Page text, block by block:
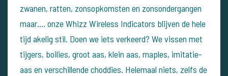
zwanen, ratten, zonsopkomsten en zonsondergangen
maar…. onze Whizz Wireless Indicators blijven de hele
tijd akelig stil. Doen we iets verkeerd? We vissen met
tijgers, boilies, groot aas, klein aas, maples, imitatie-
aas en verschillende choddies. Helemaal niets, zelfs de